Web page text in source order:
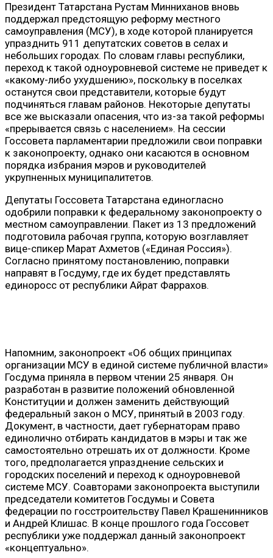
Президент Татарстана Рустам Минниханов вновь
поддержал предстоящую реформу местного
самоуправления (МСУ), в ходе которой планируется
упразднить 911 депутатских советов в селах и
небольших городах. По словам главы республики,
переход к такой одноуровневой системе не приведет к
«какому-либо ухудшению», поскольку в поселках
останутся свои представители, которые будут
подчиняться главам районов. Некоторые депутаты
все же высказали опасения, что из-за такой реформы
«прерывается связь с населением». На сессии
Госсовета парламентарии предложили свои поправки
к законопроекту, однако они касаются в основном
порядка избрания мэров и руководителей
укрупненных муниципалитетов.
Депутаты Госсовета Татарстана единогласно
одобрили поправки к федеральному законопроекту о
местном самоуправлении. Пакет из 13 предложений
подготовила рабочая группа, которую возглавляет
вице-спикер Марат Ахметов («Единая Россия»).
Согласно принятому постановлению, поправки
направят в Госдуму, где их будет представлять
единоросс от республики Айрат Фаррахов.
Напомним, законопроект «Об общих принципах
организации МСУ в единой системе публичной власти»
Госдума приняла в первом чтении 25 января. Он
разработан в развитие положений обновленной
Конституции и должен заменить действующий
федеральный закон о МСУ, принятый в 2003 году.
Документ, в частности, дает губернаторам право
единолично отбирать кандидатов в мэры и так же
самостоятельно отрешать их от должности. Кроме
того, предполагается упразднение сельских и
городских поселений и переход к одноуровневой
системе МСУ. Соавторами законопроекта выступили
председатели комитетов Госдумы и Совета
федерации по госстроительству Павел Крашенинников
и Андрей Клишас. В конце прошлого года Госсовет
республики уже поддержал данный законопроект
«концептуально».